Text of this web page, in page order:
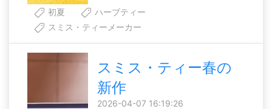
初夏
ハーブティー
スミス・ティーメーカー
スミス・ティー春の
新作
2026-04-07 16:19:26